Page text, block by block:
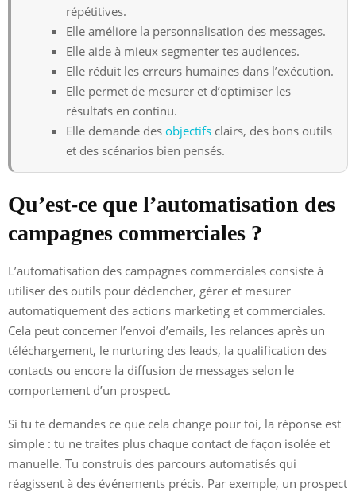
répétitives.
Elle améliore la personnalisation des messages.
Elle aide à mieux segmenter tes audiences.
Elle réduit les erreurs humaines dans l’exécution.
Elle permet de mesurer et d’optimiser les
résultats en continu.
Elle demande des objectifs clairs, des bons outils
et des scénarios bien pensés.
Qu’est-ce que l’automatisation des
campagnes commerciales ?
L’automatisation des campagnes commerciales consiste à
utiliser des outils pour déclencher, gérer et mesurer
automatiquement des actions marketing et commerciales.
Cela peut concerner l’envoi d’emails, les relances après un
téléchargement, le nurturing des leads, la qualification des
contacts ou encore la diffusion de messages selon le
comportement d’un prospect.
Si tu te demandes ce que cela change pour toi, la réponse est
simple : tu ne traites plus chaque contact de façon isolée et
manuelle. Tu construis des parcours automatisés qui
réagissent à des événements précis. Par exemple, un prospect